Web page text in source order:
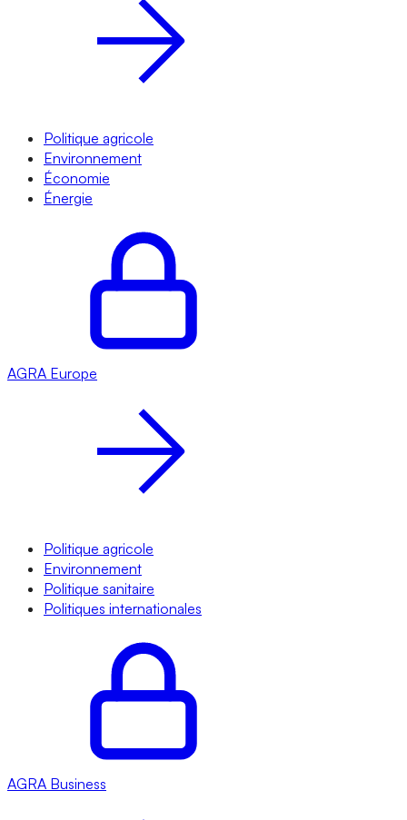
Politique agricole
Environnement
Économie
Énergie
AGRA Europe
Politique agricole
Environnement
Politique sanitaire
Politiques internationales
AGRA Business